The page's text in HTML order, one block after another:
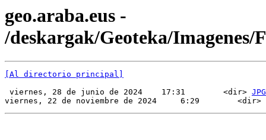
geo.araba.eus -
/deskargak/Geoteka/Imagenes/
[Al directorio principal]
viernes, 28 de junio de 2024    17:31        <dir> JPG
viernes, 22 de noviembre de 2024     6:29        <dir>